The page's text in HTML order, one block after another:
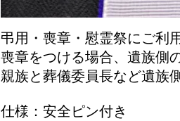
弔用・喪章・慰霊祭にご利
喪章をつける場合、遺族側
親族と葬儀委員長など遺族
仕様：安全ピン付き